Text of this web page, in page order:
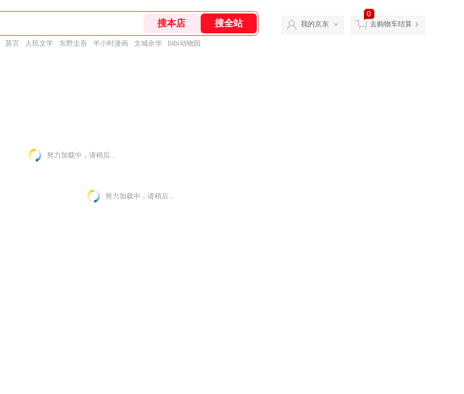
莫言 人民文学 东野圭吾 半小时漫画 文城余华 bibi动物园
我的京东
0
去购物车结算
努力加载中，请稍后...
努力加载中，请稍后...